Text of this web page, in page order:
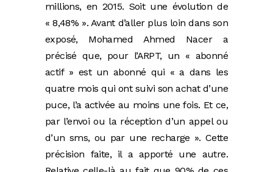
millions, en 2015. Soit une évolution de
« 8,48% ». Avant d’aller plus loin dans son
exposé, Mohamed Ahmed Nacer a
précisé que, pour l’ARPT, un « abonné
actif » est un abonné qui « a dans les
quatre mois qui ont suivi son achat d’une
puce, l’a activée au moins une fois. Et ce,
par l’envoi ou la réception d’un appel ou
d’un sms, ou par une recharge ». Cette
précision faite, il a apporté une autre.